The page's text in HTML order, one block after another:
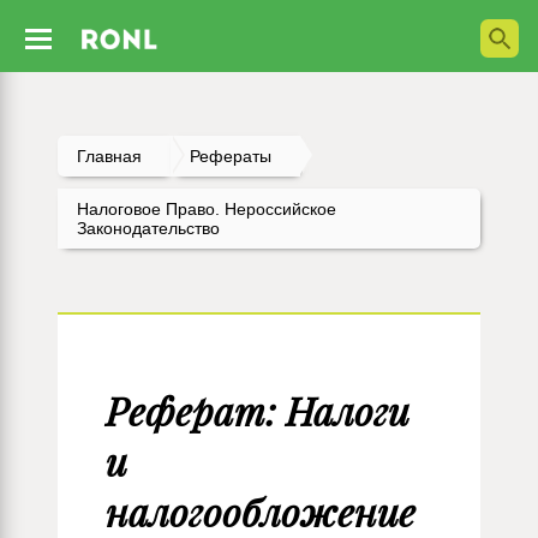
Главная Рефераты
Налоговое Право. Нероссийское
Законодательство
Реферат: Налоги
и
налогообложение